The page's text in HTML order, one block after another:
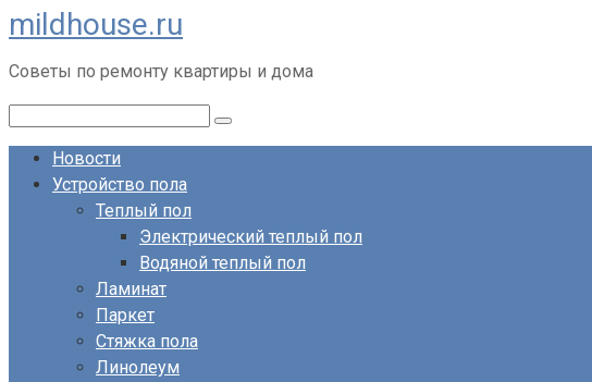
Перейти
к
контенту
mildhouse.ru
Советы по ремонту квартиры и дома
Новости
Устройство пола
Теплый пол
Электрический теплый пол
Водяной теплый пол
Ламинат
Паркет
Стяжка пола
Линолеум